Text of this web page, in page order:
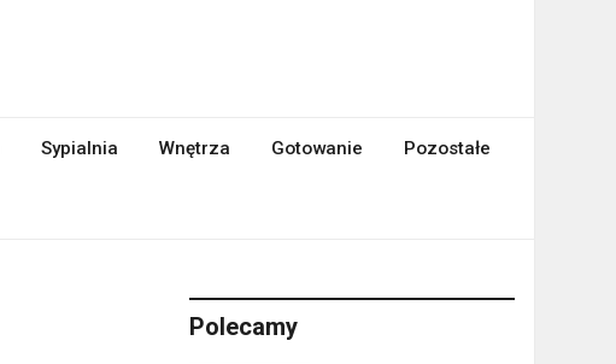
Sypialnia Wnętrza Gotowanie Pozostałe
Polecamy